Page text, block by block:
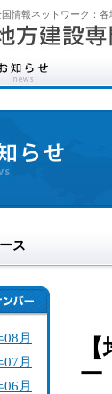
国情報ネットワーク：
ス
08月
07月
06月
ー